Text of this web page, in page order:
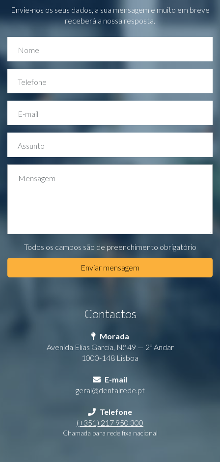
Envie-nos os seus dados, a sua mensagem e muito em breve
receberá a nossa resposta.
Nome
Telefone
E-mail
Assunto
Mensagem
Todos os campos são de preenchimento obrigatório
Enviar mensagem
Contactos
Morada
Avenida Elias Garcia, N.º 49 — 2º Andar
1000-148 Lisboa
E-mail
geral@dentalrede.pt
Telefone
(+351) 217 950 300
Chamada para rede fixa nacional